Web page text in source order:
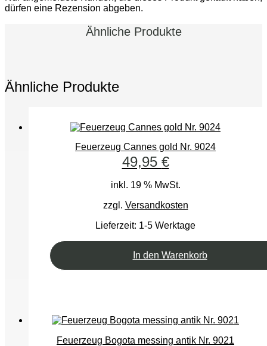
dürfen eine Rezension abgeben.
Ähnliche Produkte
Ähnliche Produkte
Feuerzeug Cannes gold Nr. 9024
49,95 €
inkl. 19 % MwSt.
zzgl. Versandkosten
Lieferzeit: 1-5 Werktage
In den Warenkorb
Feuerzeug Bogota messing antik Nr. 9021